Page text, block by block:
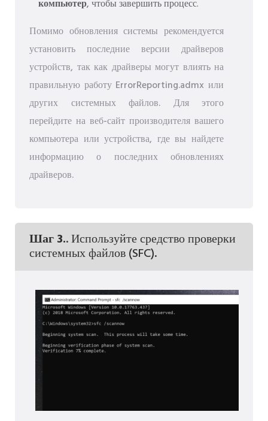
компьютер, чтобы завершить процесс.
Помимо обновления системы рекомендуется
установить последние версии драйверов
устройств, так как драйверы могут влиять на
правильную работу ErrorReporting.admx или
других системных файлов. Для этого
перейдите на веб-сайт производителя вашего
компьютера или устройства, где вы найдете
информацию о последних обновлениях
драйверов.
Шаг 3.. Используйте средство проверки
системных файлов (SFC).